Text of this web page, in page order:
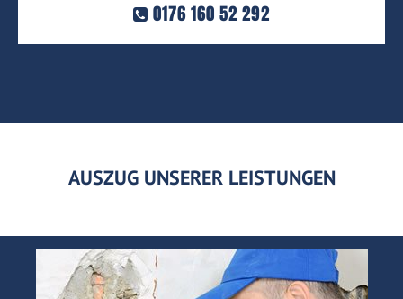
0176 160 52 292
AUSZUG UNSERER LEISTUNGEN